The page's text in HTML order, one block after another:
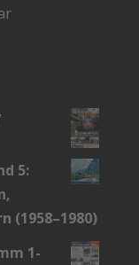
5:
(1958–1980)
1-